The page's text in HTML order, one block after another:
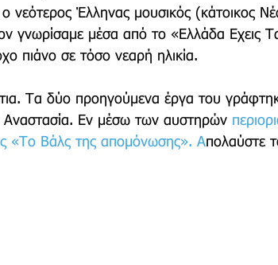
Πρόσωπα Αφηγήσεις Νέα /
Παιδί Auto Εκκλησίες
Μαραθώνια Μονοπάτια
ο νεότερος Έλληνας μουσικός (κάτοικος
γνωρίσαμε μέσα από το «Ελλάδα Εχεις
πιάνο σε τόσο νεαρή ηλικία.
Τα δύο προηγούμενα έργα του
Εν μέσω των αυστηρών
«Το Βάλς της απομόνωσης». Απολαύστε